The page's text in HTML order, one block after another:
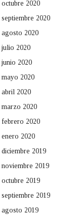
octubre 2020
septiembre 2020
agosto 2020
julio 2020
junio 2020
mayo 2020
abril 2020
marzo 2020
febrero 2020
enero 2020
diciembre 2019
noviembre 2019
octubre 2019
septiembre 2019
agosto 2019